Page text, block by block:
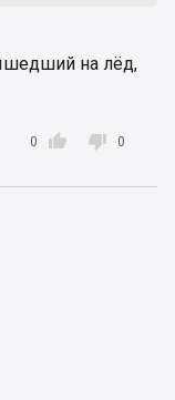
на лёд,

0  0